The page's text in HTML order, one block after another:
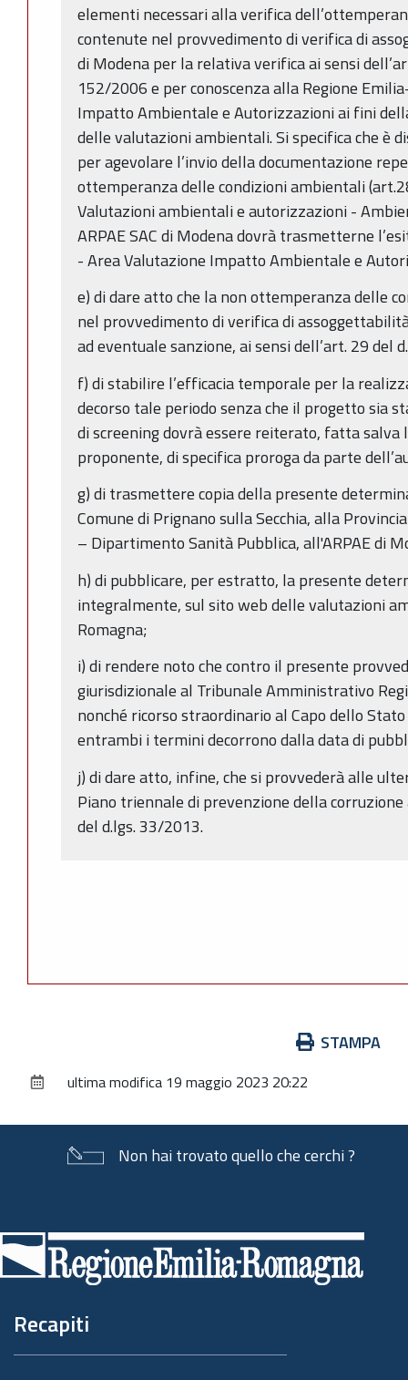
elementi necessari alla verifica
contenute nel provvedimento di verifica di
di Modena per la relativa verifica ai sensi
152/2006 e per conoscenza alla Regione
Impatto Ambientale e Autorizzazioni ai fini
delle valutazioni ambientali. Si specifica che è
per agevolare l’invio della documentazione
ottemperanza delle condizioni ambientali
Valutazioni ambientali e autorizzazioni -
ARPAE SAC di Modena dovrà trasmetterne
- Area Valutazione Impatto Ambientale e
e) di dare atto che la non ottemperanza delle
nel provvedimento di verifica di
ad eventuale sanzione, ai sensi dell’art. 29 del
f) di stabilire l’efficacia temporale per la
decorso tale periodo senza che il progetto sia
di screening dovrà essere reiterato, fatta salva
proponente, di specifica proroga da parte
g) di trasmettere copia della presente
Comune di Prignano sulla Secchia, alla
– Dipartimento Sanità Pubblica, all'ARPAE di
h) di pubblicare, per estratto, la presente
integralmente, sul sito web delle valutazioni
Romagna;
i) di rendere noto che contro il presente
giurisdizionale al Tribunale Amministrativo
nonché ricorso straordinario al Capo dello
entrambi i termini decorrono dalla data di
j) di dare atto, infine, che si provvederà alle
Piano triennale di prevenzione della corruzione
del d.lgs. 33/2013.
documento
STAMPA
ultima modifica 19 maggio 2023 20:22
Non hai trovato quello che cerchi ?
di
pagina
Recapiti